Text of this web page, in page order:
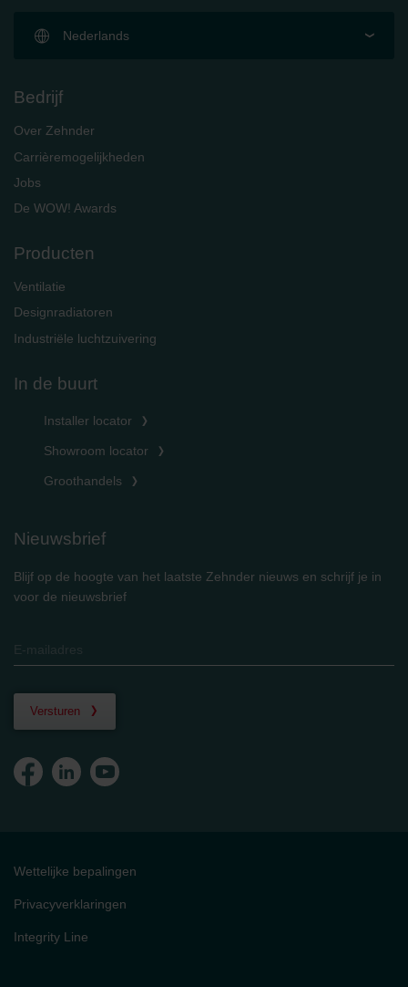
Nederlands
Bedrijf
Over Zehnder
Carrièremogelijkheden
Jobs
De WOW! Awards
Producten
Ventilatie
Designradiatoren
Industriële luchtzuivering
In de buurt
Installer locator
Showroom locator
Groothandels
Nieuwsbrief
Blijf op de hoogte van het laatste Zehnder nieuws en schrijf je in
voor de nieuwsbrief
Versturen
Wettelijke bepalingen
Privacyverklaringen
Integrity Line